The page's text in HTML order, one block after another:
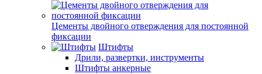
Цементы двойного отверждения для постоянной
фиксации
Штифты
Дрили, развертки, инструменты
Штифты анкерные